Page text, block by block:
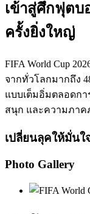
เข้าสู่ศึกฟุตบ
ครั้งยิ่งใหญ่
FIFA World Cup
จากทั่วโลกมากถึง
แบบเต็มอิ่มตลอดก
สนุก และความภา
เปลี่ยนลุคให้มั่น
Photo Gallery